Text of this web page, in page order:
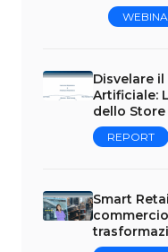
Disvelare
Artificiale:
dello
REPORT
Smart